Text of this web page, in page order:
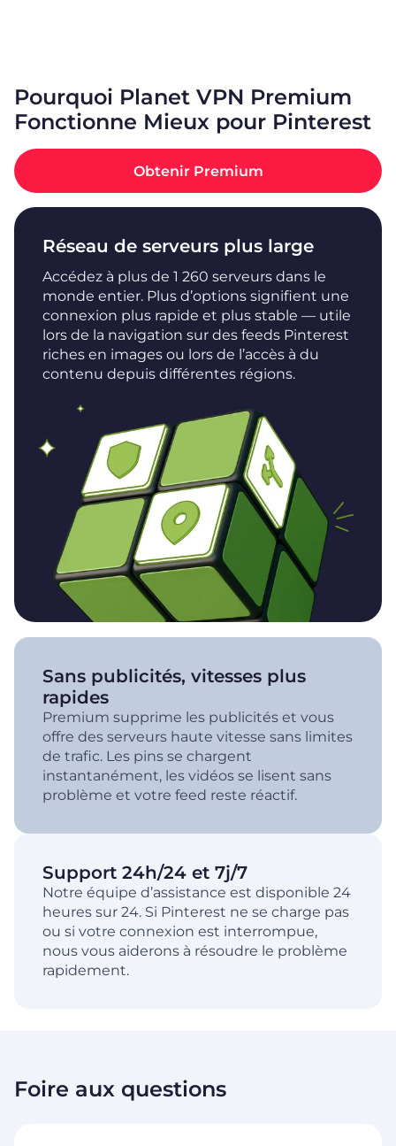
Pourquoi Planet VPN Premium
Fonctionne Mieux pour Pinterest
Obtenir Premium
Réseau de serveurs plus large
Accédez à plus de 1 260 serveurs dans le
monde entier. Plus d’options signifient une
connexion plus rapide et plus stable — utile
lors de la navigation sur des feeds Pinterest
riches en images ou lors de l’accès à du
contenu depuis différentes régions.
Sans publicités, vitesses plus
rapides
Premium supprime les publicités et vous
offre des serveurs haute vitesse sans limites
de trafic. Les pins se chargent
instantanément, les vidéos se lisent sans
problème et votre feed reste réactif.
Support 24h/24 et 7j/7
Notre équipe d’assistance est disponible 24
heures sur 24. Si Pinterest ne se charge pas
ou si votre connexion est interrompue,
nous vous aiderons à résoudre le problème
rapidement.
Foire aux questions